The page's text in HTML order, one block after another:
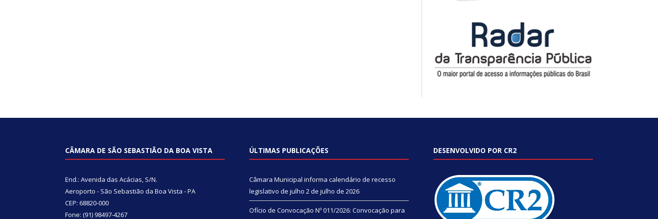
CÂMARA DE SÃO SEBASTIÃO DA BOA VISTA
End.: Avenida das Acácias, S/N.
Aeroporto - São Sebastião da Boa Vista - PA
CEP: 68820-000
Fone: (91) 98497-4267
ÚLTIMAS PUBLICAÇÕES
Câmara Municipal informa calendário de recesso
legislativo de julho 2 de julho de 2026
Ofício de Convocação Nº 011/2026: Convocação para
DESENVOLVIDO POR CR2